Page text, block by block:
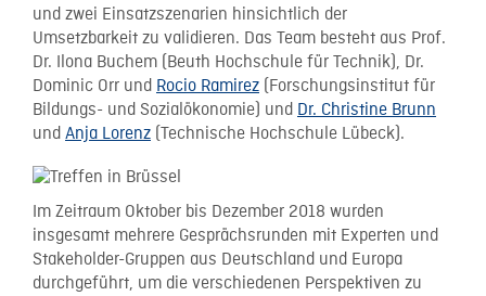
und zwei Einsatzszenarien hinsichtlich der
Umsetzbarkeit zu validieren. Das Team besteht aus Prof.
Dr. Ilona Buchem (Beuth Hochschule für Technik), Dr.
Dominic Orr und Rocio Ramirez (Forschungsinstitut für
Bildungs- und Sozialökonomie) und Dr. Christine Brunn
und Anja Lorenz (Technische Hochschule Lübeck).
Im Zeitraum Oktober bis Dezember 2018 wurden
insgesamt mehrere Gesprächsrunden mit Experten und
Stakeholder-Gruppen aus Deutschland und Europa
durchgeführt, um die verschiedenen Perspektiven zu